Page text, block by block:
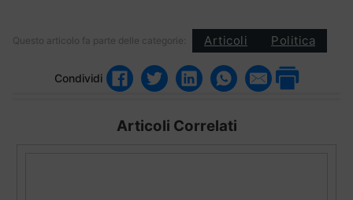
Questo articolo fa parte delle categorie: Articoli Politica
Condividi
Articoli Correlati